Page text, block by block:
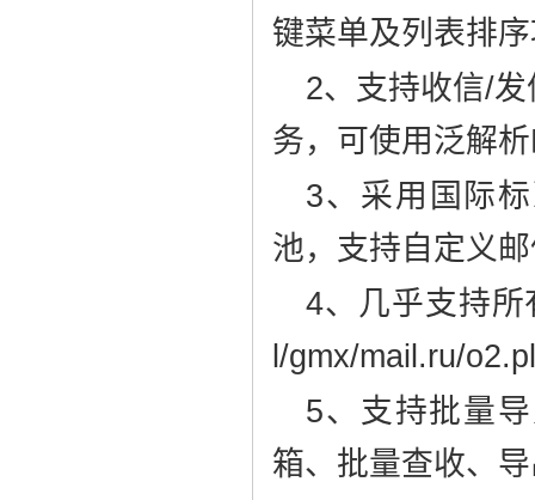
键菜单及列表排
2、支持收信/
务，可使用泛解
3、采用国际
池，支持自定义
4、几乎支持所
l/gmx/mail.ru/
5、支持批量
箱、批量查收、